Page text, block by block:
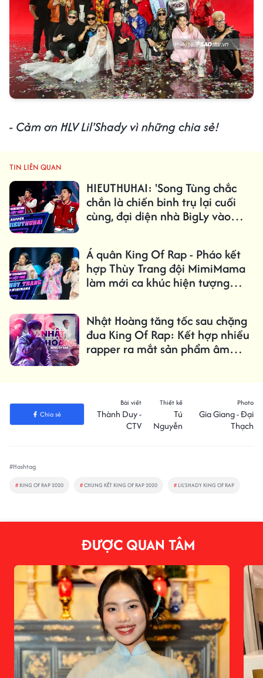
- Cảm ơn HLV Lil'Shady vì những chia sẻ!
TIN LIÊN QUAN
HIEUTHUHAI: 'Song Tùng chắc
chắn là chiến binh trụ lại cuối
cùng, đại diện nhà BigLy vào
Á quân King Of Rap - Pháo kết
hợp Thùy Trang đội MimiMama
làm mới ca khúc hiện tượng
Nhật Hoàng tăng tốc sau chặng
đua King Of Rap: Kết hợp nhiều
rapper ra mắt sản phẩm âm
Chia sẻ
Bài viết
Thành Duy -
CTV
Thiết kế
Tú
Nguyễn
Photo
Gia Giang - Đại
Thạch
#Hashtag
# KING OF RAP 2020 #CHUNG KẾT KING OF RAP 2020 # LIL'SHADY KING OF RAP
ĐƯỢC QUAN TÂM